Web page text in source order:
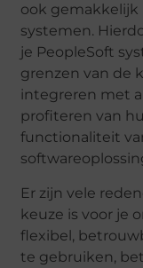
ook
systemen.
je PeopleSoft
grenzen van de
integreren met
profiteren van
functionaliteit
Er zijn vele
keuze is voor je
flexibel,
te gebruiken,